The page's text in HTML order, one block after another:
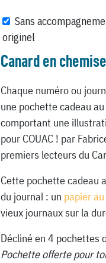
Sans
originel
Canard en chemise
Chaque numéro ou
une pochette cadeau
comportant une
pour COUAC ! par
premiers lecteurs du
Cette pochette cadeau
du journal : un papier
vieux journaux sur la
Décliné en 4 pochettes
Pochette offerte pour